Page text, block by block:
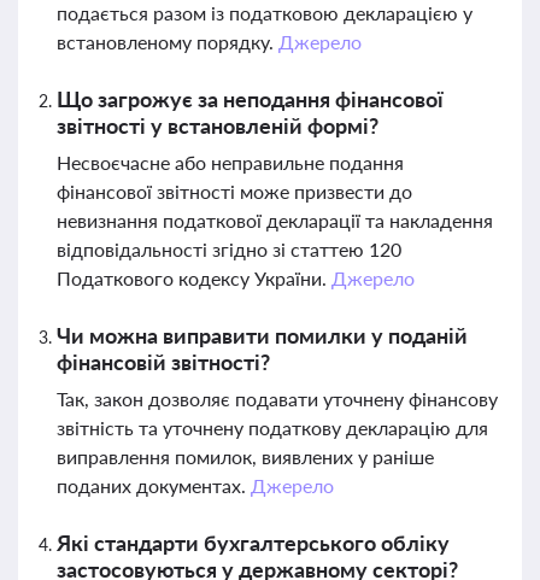
подається разом із податковою декларацією у
встановленому порядку. Джерело
Що загрожує за неподання фінансової
звітності у встановленій формі?
Несвоєчасне або неправильне подання
фінансової звітності може призвести до
невизнання податкової декларації та накладення
відповідальності згідно зі статтею 120
Податкового кодексу України. Джерело
Чи можна виправити помилки у поданій
фінансовій звітності?
Так, закон дозволяє подавати уточнену фінансову
звітність та уточнену податкову декларацію для
виправлення помилок, виявлених у раніше
поданих документах. Джерело
Які стандарти бухгалтерського обліку
застосовуються у державному секторі?